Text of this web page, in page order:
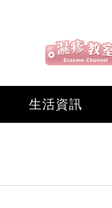
生活資訊